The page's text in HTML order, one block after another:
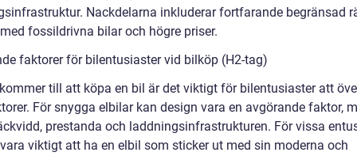
Nackdelarna inkluderar fortfarande begränsad
fossildrivna bilar och högre priser.
faktorer för bilentusiaster vid bilköp (H2-tag)
till att köpa en bil är det viktigt för bilentusiaster att
För snygga elbilar kan design vara en avgörande faktor,
prestanda och laddningsinfrastrukturen. För vissa
viktigt att ha en elbil som sticker ut med sin moderna och